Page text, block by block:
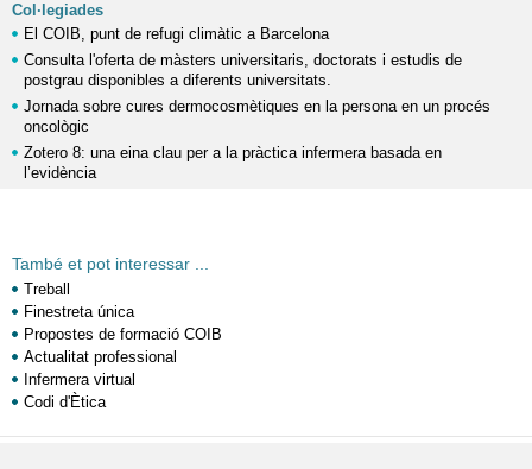
Col·legiades
El COIB, punt de refugi climàtic a Barcelona
Consulta l'oferta de màsters universitaris, doctorats i estudis de
postgrau disponibles a diferents universitats.
Jornada sobre cures dermocosmètiques en la persona en un procés
oncològic
Zotero 8: una eina clau per a la pràctica infermera basada en
l’evidència
També et pot interessar ...
Treball
Finestreta única
Propostes de formació COIB
Actualitat professional
Infermera virtual
Codi d'Ètica